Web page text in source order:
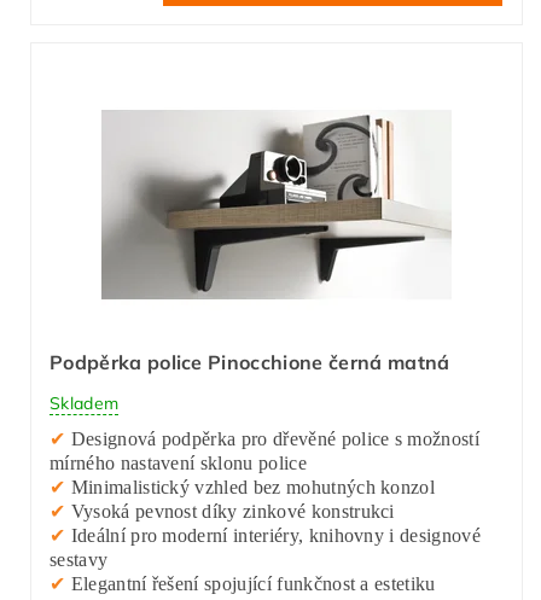
Podpěrka police Pinocchione černá matná
Skladem
✔ Designová podpěrka pro dřevěné police s možností
mírného nastavení sklonu police
✔ Minimalistický vzhled bez mohutných konzol
✔ Vysoká pevnost díky zinkové konstrukci
✔ Ideální pro moderní interiéry, knihovny i designové
sestavy
✔ Elegantní řešení spojující funkčnost a estetiku